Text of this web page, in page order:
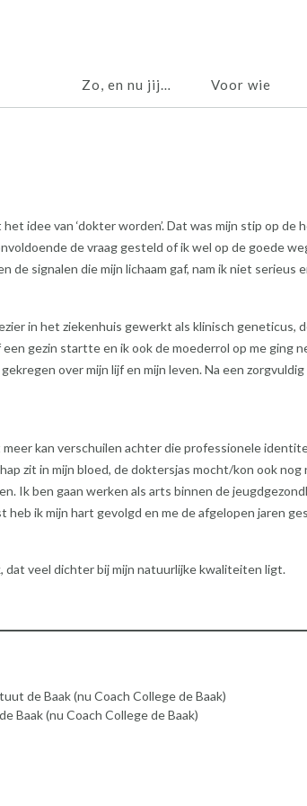
Zo, en nu jij… Voor wie
idee van ‘dokter worden’. Dat was mijn stip op de
de vraag gesteld of ik wel op de goede
de signalen die mijn lichaam gaf, nam ik niet serieus
in het ziekenhuis gewerkt als klinisch geneticus,
gezin startte en ik ook de moederrol op me ging
over mijn lijf en mijn leven. Na een
meer kan verschuilen achter die professionele
zit in mijn bloed, de doktersjas mocht/kon ook nog
Ik ben gaan werken als arts binnen de
heb ik mijn hart gevolgd en me de afgelopen jaren
dat veel dichter bij mijn natuurlijke kwaliteiten ligt.
de Baak (nu Coach College de Baak)
Baak (nu Coach College de Baak)